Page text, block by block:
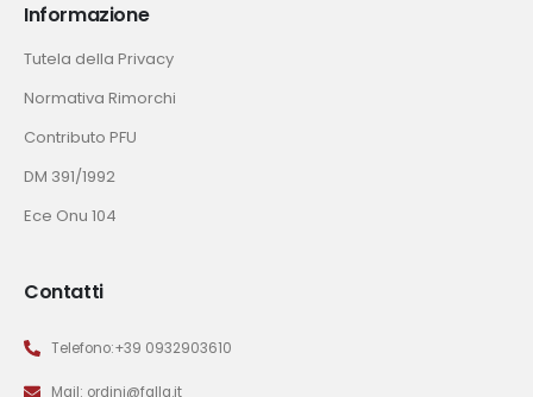
Informazione
Tutela della Privacy
Normativa Rimorchi
Contributo PFU
DM 391/1992
Ece Onu 104
Contatti
Telefono:+39 0932903610
Mail: ordini@falla.it